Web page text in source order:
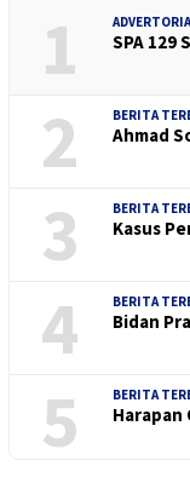
1 SPA
2 BERITA
Ahmad
3 BERITA
Kasus
4 BERITA
Bidan
5 BERITA